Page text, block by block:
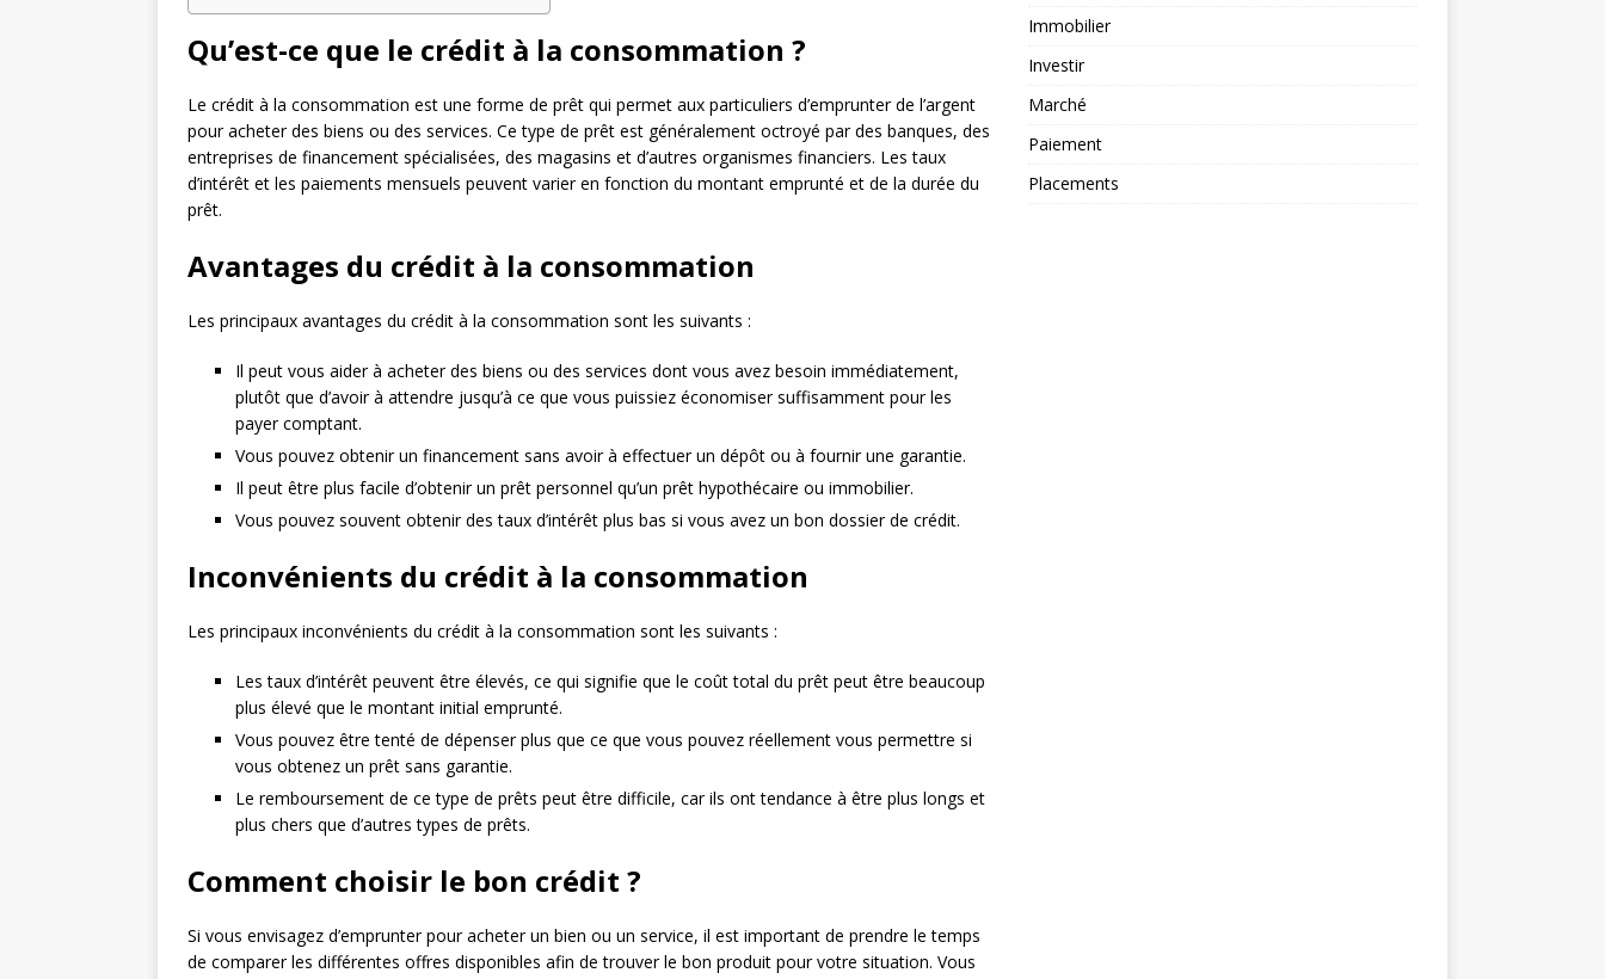
Qu’est-ce que le crédit à la consommation ?
Le crédit à la consommation est une forme de prêt qui permet aux particuliers d’emprunter de l’argent
pour acheter des biens ou des services. Ce type de prêt est généralement octroyé par des banques, des
entreprises de financement spécialisées, des magasins et d’autres organismes financiers. Les taux
d’intérêt et les paiements mensuels peuvent varier en fonction du montant emprunté et de la durée du
prêt.
Avantages du crédit à la consommation
Les principaux avantages du crédit à la consommation sont les suivants :
Il peut vous aider à acheter des biens ou des services dont vous avez besoin immédiatement,
plutôt que d’avoir à attendre jusqu’à ce que vous puissiez économiser suffisamment pour les
payer comptant.
Vous pouvez obtenir un financement sans avoir à effectuer un dépôt ou à fournir une garantie.
Il peut être plus facile d’obtenir un prêt personnel qu’un prêt hypothécaire ou immobilier.
Vous pouvez souvent obtenir des taux d’intérêt plus bas si vous avez un bon dossier de crédit.
Inconvénients du crédit à la consommation
Les principaux inconvénients du crédit à la consommation sont les suivants :
Les taux d’intérêt peuvent être élevés, ce qui signifie que le coût total du prêt peut être beaucoup
plus élevé que le montant initial emprunté.
Vous pouvez être tenté de dépenser plus que ce que vous pouvez réellement vous permettre si
vous obtenez un prêt sans garantie.
Le remboursement de ce type de prêts peut être difficile, car ils ont tendance à être plus longs et
plus chers que d’autres types de prêts.
Comment choisir le bon crédit ?
Si vous envisagez d’emprunter pour acheter un bien ou un service, il est important de prendre le temps
de comparer les différentes offres disponibles afin de trouver le bon produit pour votre situation. Vous
Immobilier
Investir
Marché
Paiement
Placements